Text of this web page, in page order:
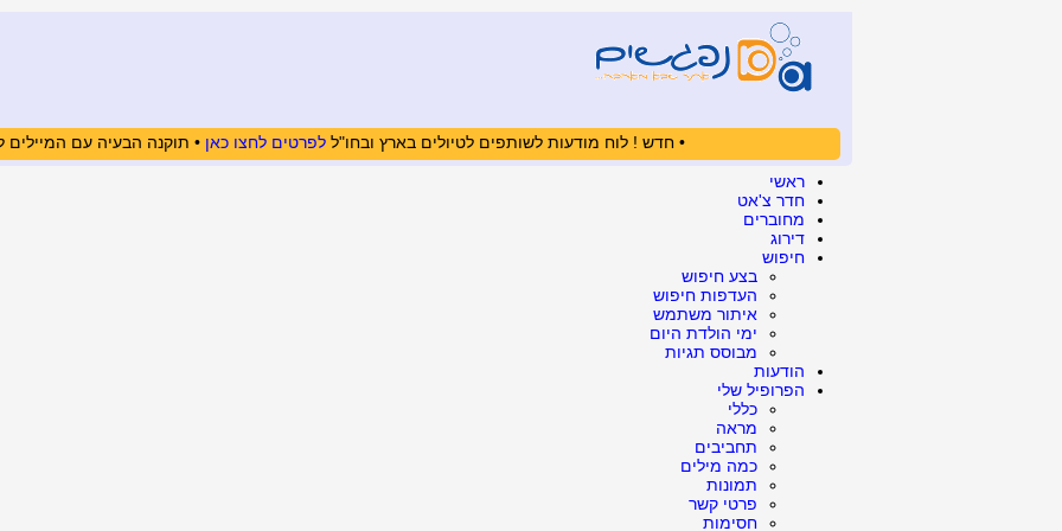
• חדש ! לוח מודעות לשותפים לטיולים בארץ ובחו"ללפרטים לחצו כאן • תוקנה הבעיה עם
ראשי
חדר צ'אט
מחוברים
דירוג
חיפוש
בצע חיפוש
העדפות חיפוש
איתור משתמש
ימי הולדת היום
מבוסס תגיות
הודעות
הפרופיל שלי
כללי
מראה
תחביבים
כמה מילים
תמונות
פרטי קשר
חסימות